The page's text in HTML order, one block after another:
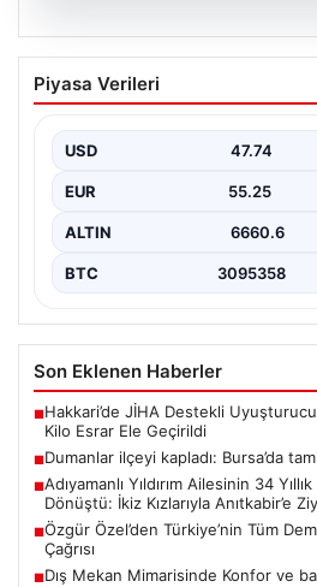
06.08.2026
Dumanlar ilçeyi kapladı:
tamirhanede yangın
Piyasa Verileri
USD 47.74
EUR 55.25
ALTIN 6660.6
BTC 3095358
Son Eklenen Haberler
■Hakkari’de JİHA Destekli
Kilo Esrar Ele Geçirildi
■Dumanlar ilçeyi kapladı: Bursa’da
■Adıyamanlı Yıldırım Ailesinin 34
Dönüştü: İkiz Kızlarıyla Anıtkabir’e
■Özgür Özel’den Türkiye’nin Tüm
Çağrısı
■Dış Mekan Mimarisinde Konfor ve